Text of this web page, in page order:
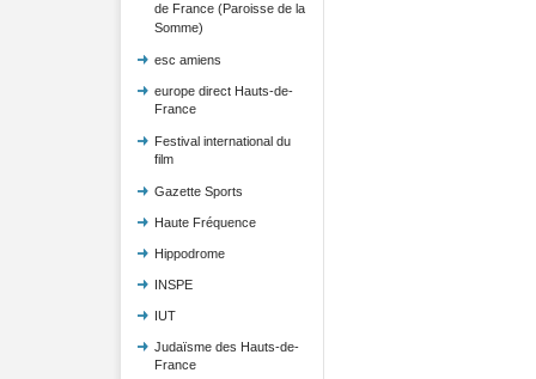
de France (Paroisse de la
Somme)
esc amiens
europe direct Hauts-de-
France
Festival international du
film
Gazette Sports
Haute Fréquence
Hippodrome
INSPE
IUT
Judaïsme des Hauts-de-
France